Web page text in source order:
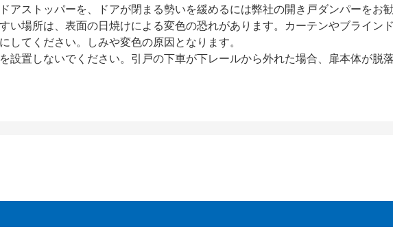
ストッパーを、ドアが閉まる勢いを緩めるには弊社の開き戸ダンパーをお勧
場所は、表面の日焼けによる変色の恐れがあります。カーテンやブライン
てください。しみや変色の原因となります。
置しないでください。引戸の下車が下レールから外れた場合、扉本体が脱